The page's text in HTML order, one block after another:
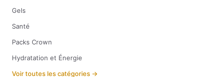
Gels
Santé
Packs Crown
Hydratation et Énergie
Voir toutes les catégories →